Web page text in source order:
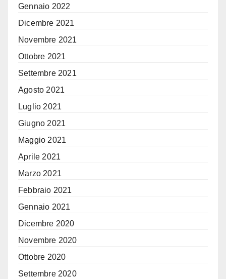
Gennaio 2022
Dicembre 2021
Novembre 2021
Ottobre 2021
Settembre 2021
Agosto 2021
Luglio 2021
Giugno 2021
Maggio 2021
Aprile 2021
Marzo 2021
Febbraio 2021
Gennaio 2021
Dicembre 2020
Novembre 2020
Ottobre 2020
Settembre 2020